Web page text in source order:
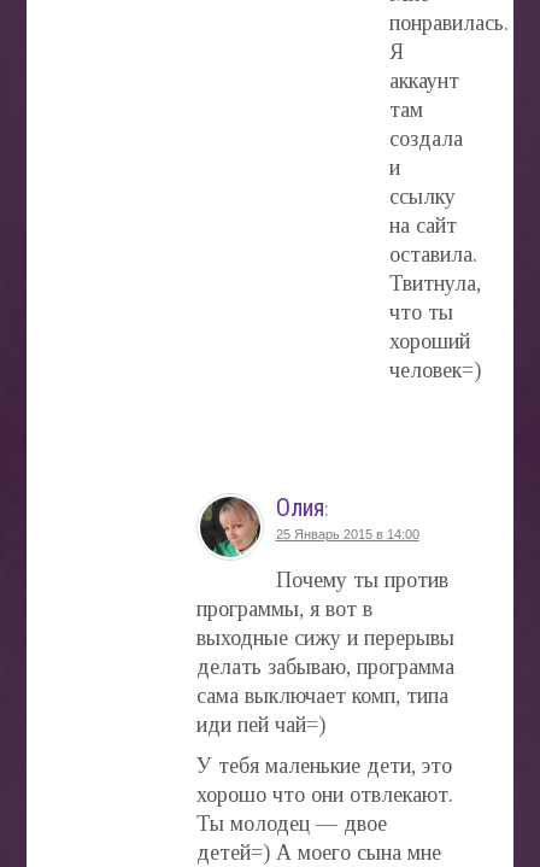
понравилась.
Я
аккаунт
там
создала
и
ссылку
на сайт
оставила.
Твитнула,
что ты
хороший
человек=)
Олия:
25 Январь 2015 в 14:00
Почему ты против
программы, я вот в
выходные сижу и перерывы
делать забываю, программа
сама выключает комп, типа
иди пей чай=)
У тебя маленькие дети, это
хорошо что они отвлекают.
Ты молодец — двое
детей=) А моего сына мне